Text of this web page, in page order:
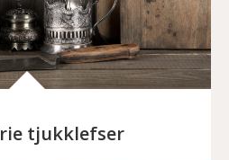
tjukklefser